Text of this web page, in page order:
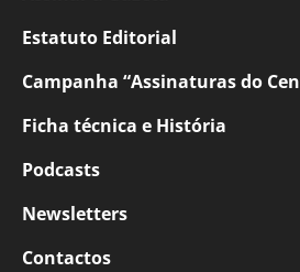
Estatuto Editorial
Campanha “Assinaturas do
Ficha técnica e História
Podcasts
Newsletters
Contactos